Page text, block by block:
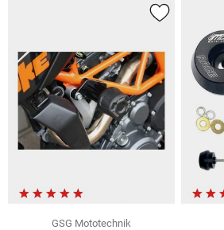
GSG Mototechnik